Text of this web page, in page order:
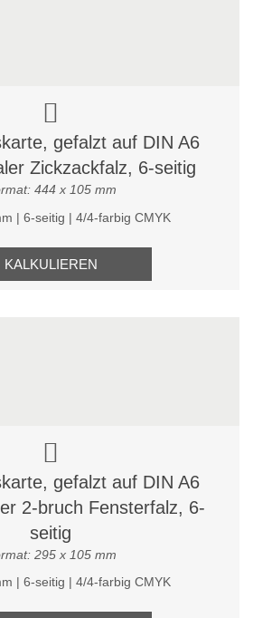
gefalzt auf DIN A6
Zickzackfalz, 6-seitig
444 x 105 mm
| 6-seitig | 4/4-farbig CMYK
KALKULIEREN
gefalzt auf DIN A6
2-bruch Fensterfalz, 6-
seitig
295 x 105 mm
| 6-seitig | 4/4-farbig CMYK